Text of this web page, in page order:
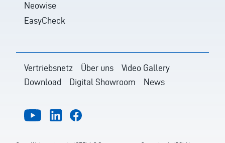
Neowise
EasyCheck
Vertriebsnetz Über uns
Video Gallery
Download
Digital Showroom News